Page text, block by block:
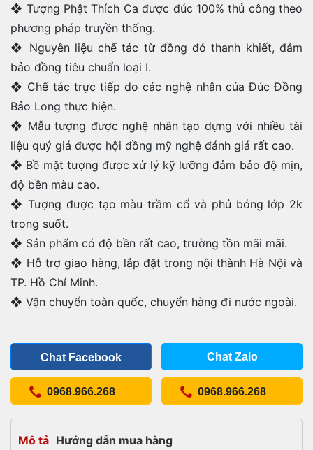
❖ Tượng Phật Thích Ca được đúc 100% thủ công theo
phương pháp truyền thống.
❖ Nguyên liệu chế tác từ đồng đỏ thanh khiết, đảm
bảo đồng tiêu chuẩn loại I.
❖ Chế tác trực tiếp do các nghệ nhân của Đúc Đồng
Bảo Long thực hiện.
❖ Mẫu tượng được nghệ nhân tạo dựng với nhiều tài
liệu quý giá được hội đồng mỹ nghệ đánh giá rất cao.
❖ Bề mặt tượng được xử lý kỹ lưỡng đảm bảo độ mịn,
độ bền màu cao.
❖ Tượng được tạo màu trầm cổ và phủ bóng lớp 2k
trong suốt.
❖ Sản phẩm có độ bền rất cao, trường tồn mãi mãi.
❖ Hỗ trợ giao hàng, lắp đặt trong nội thành Hà Nội và
TP. Hồ Chí Minh.
❖ Vận chuyển toàn quốc, chuyển hàng đi nước ngoài.
Chat Facebook Chat Zalo
0968.966.268 0968.966.268
Mô tả Hướng dẫn mua hàng